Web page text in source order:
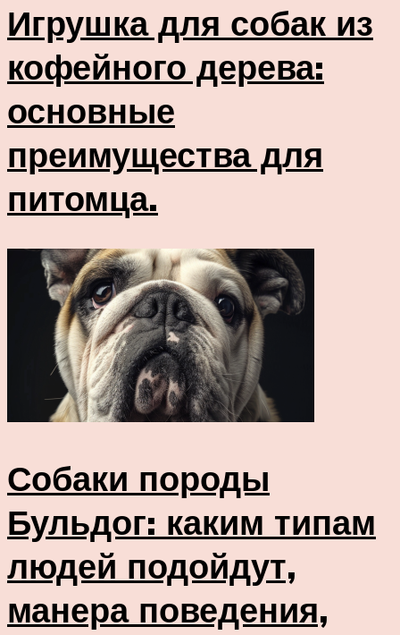
Игрушка для собак из
кофейного дерева:
основные
преимущества для
питомца.
Собаки породы
Бульдог: каким типам
людей подойдут,
манера поведения,